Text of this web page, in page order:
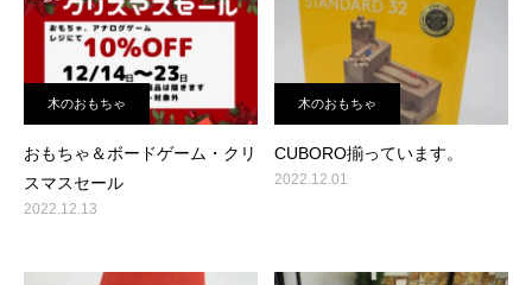
木のおもちゃ
おもちゃ＆ボードゲーム・クリ
スマスセール
2022.12.13
木のおもちゃ
CUBORO揃っています。
2022.12.01